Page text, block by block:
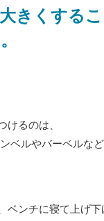
きくする
けるのは、
ベルやバーベルな
ベンチに寝て上げ下